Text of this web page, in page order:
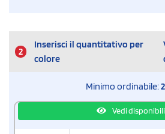
2
Inserisci il quantitativo per
colore
Minimo ordinabile:
Vedi